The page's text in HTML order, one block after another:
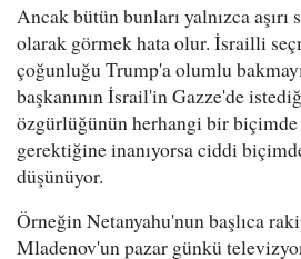
Ancak bütün bunları yalnızca
olarak görmek hata olur. İsrailli
çoğunluğu Trump'a olumlu
başkanının İsrail'in Gazze'de
özgürlüğünün herhangi bir biçimde
gerektiğine inanıyorsa ciddi biçimde
düşünüyor.
Örneğin Netanyahu'nun başlıca
Mladenov'un pazar günkü